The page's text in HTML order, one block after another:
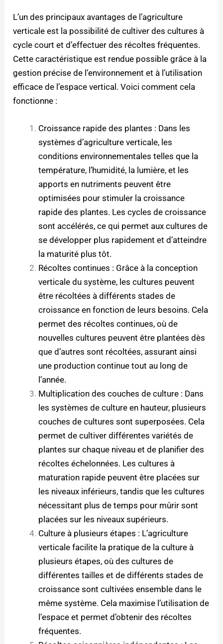
L’un des principaux avantages de l’agriculture
verticale est la possibilité de cultiver des cultures à
cycle court et d’effectuer des récoltes fréquentes.
Cette caractéristique est rendue possible grâce à la
gestion précise de l’environnement et à l’utilisation
efficace de l’espace vertical. Voici comment cela
fonctionne :
Croissance rapide des plantes : Dans les
systèmes d’agriculture verticale, les
conditions environnementales telles que la
température, l’humidité, la lumière, et les
apports en nutriments peuvent être
optimisées pour stimuler la croissance
rapide des plantes. Les cycles de croissance
sont accélérés, ce qui permet aux cultures de
se développer plus rapidement et d’atteindre
la maturité plus tôt.
Récoltes continues : Grâce à la conception
verticale du système, les cultures peuvent
être récoltées à différents stades de
croissance en fonction de leurs besoins. Cela
permet des récoltes continues, où de
nouvelles cultures peuvent être plantées dès
que d’autres sont récoltées, assurant ainsi
une production continue tout au long de
l’année.
Multiplication des couches de culture : Dans
les systèmes de culture en hauteur, plusieurs
couches de cultures sont superposées. Cela
permet de cultiver différentes variétés de
plantes sur chaque niveau et de planifier des
récoltes échelonnées. Les cultures à
maturation rapide peuvent être placées sur
les niveaux inférieurs, tandis que les cultures
nécessitant plus de temps pour mûrir sont
placées sur les niveaux supérieurs.
Culture à plusieurs étapes : L’agriculture
verticale facilite la pratique de la culture à
plusieurs étapes, où des cultures de
différentes tailles et de différents stades de
croissance sont cultivées ensemble dans le
même système. Cela maximise l’utilisation de
l’espace et permet d’obtenir des récoltes
fréquentes.